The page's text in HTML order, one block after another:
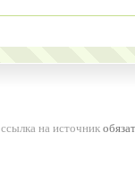
ссылка на источник